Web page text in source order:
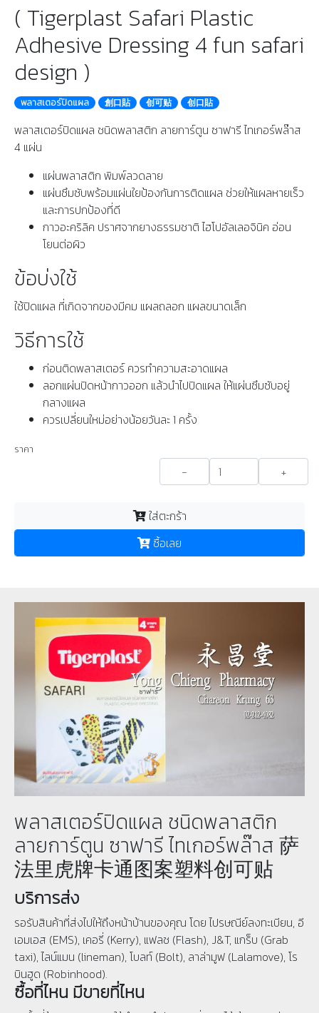
( Tigerplast Safari Plastic
Adhesive Dressing 4 fun safari
design )
พลาสเตอร์ปิดแผล 創口貼 创可贴 创口貼
พลาสเตอร์ปิดแผล ชนิดพลาสติก ลายการ์ตูน ซาฟารี ไทเกอร์พล๊าส
4 แผ่น
แผ่นพลาสติก พิมพ์ลวดลาย
แผ่นซึมซับพร้อมแผ่นใยป้องกันการติดแผล ช่วยให้แผลหายเร็ว
และการปกป้องที่ดี
กาวอะคริลิค ปราศจากยางธรรมชาติ ไฮโปอัลเลอจินิค อ่อน
โยนต่อผิว
ข้อบ่งใช้
ใช้ปิดแผล ที่เกิดจากของมีคม แผลถลอก แผลขนาดเล็ก
วิธีการใช้
ก่อนติดพลาสเตอร์ ควรทำความสะอาดแผล
ลอกแผ่นปิดหน้ากาวออก แล้วนำไปปิดแผล ให้แผ่นซึมซับอยู่
กลางแผล
ควรเปลี่ยนใหม่อย่างน้อยวันละ 1 ครั้ง
ราคา
- +
ใส่ตะกร้า
ซื้อเลย
พลาสเตอร์ปิดแผล ชนิดพลาสติก
ลายการ์ตูน ซาฟารี ไทเกอร์พล๊าส 萨
法里虎牌卡通图案塑料创可贴
บริการส่ง
รอรับสินค้าที่ส่งไปให้ถึงหน้าบ้านของคุณ โดย ไปรษณีย์ลงทะเบียน, อี
เอมเอส (EMS), เคอรี่ (Kerry), แฟลช (Flash), J&T, แกร็บ (Grab
taxi), ไลน์แมน (lineman), โบลท์ (Bolt), ลาล่ามูฟ (Lalamove), โร
บินฮูด (Robinhood).
ซื้อที่ไหน มีขายที่ไหน